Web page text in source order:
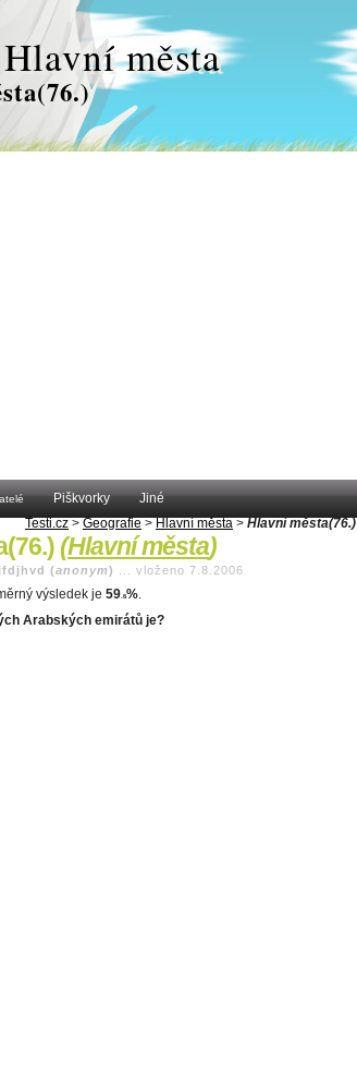
města
Piškvorky
Jiné
Testi.cz > Geografie > Hlavní města > Hlavní města(76.)
(Hlavní města)
(anonym) vloženo 7.8.2006
výsledek je 59 .6%.
Arabských emirátů je?